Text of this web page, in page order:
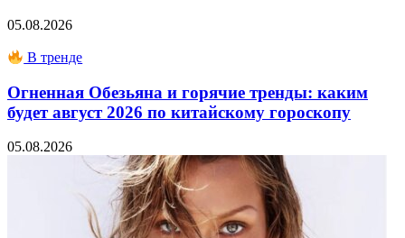
05.08.2026
В тренде
Огненная Обезьяна и горячие тренды: каким
будет август 2026 по китайскому гороскопу
05.08.2026